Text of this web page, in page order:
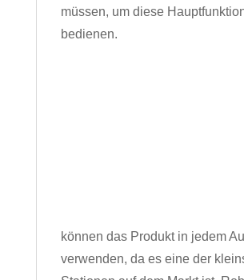
müssen, um diese
bedienen.
können das Produkt in jedem
verwenden, da es eine der